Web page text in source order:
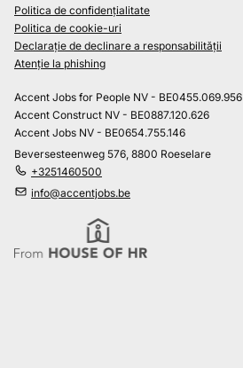
Politica de confidențialitate
Politica de cookie-uri
Declarație de declinare a responsabilității
Atenție la phishing
Accent Jobs for People NV - BE0455.069.956
Accent Construct NV - BE0887.120.626
Accent Jobs NV - BE0654.755.146
Beversesteenweg 576, 8800 Roeselare
+3251460500
info@accentjobs.be